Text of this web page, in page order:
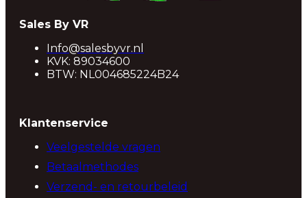
Sales By VR
Info@salesbyvr.nl
KVK: 89034600
BTW: NL004685224B24
Klantenservice
Veelgestelde vragen
Betaalmethodes
Verzend- en retourbeleid